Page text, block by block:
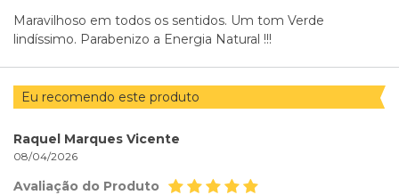
Maravilhoso em todos os sentidos. Um tom Verde
lindíssimo. Parabenizo a Energia Natural !!!
Eu recomendo este produto
Raquel Marques Vicente
08/04/2026
Avaliação do Produto